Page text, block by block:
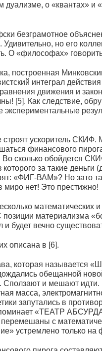
дуализме, о «квантах» и
безграмотное
но его
О «философах»
построенная
интеграл
движения и
[5]. Как следствие,
экспериментальные
строят ускоритель
финансового
сколько обойдется
за такие деньги
«ФИГ-ВАМ»? Но зато
нет! Это престижно!
математических
материализма
будет вечно
описана в [6].
которая
обещанной
Сползают и мешают идти.
масса,
запутались в
«ТЕАТР
перемешаны с
устремлено только на